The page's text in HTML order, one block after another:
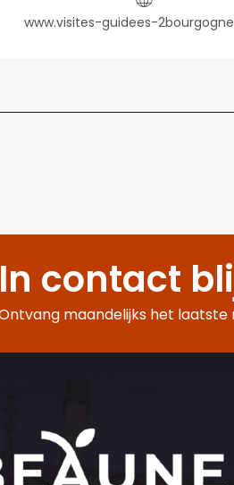
www.visites-guidees-
In contact
maandelijks het laatste